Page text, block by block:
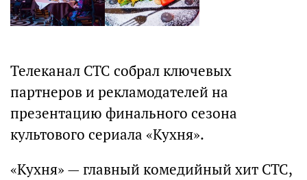
Телеканал СТС собрал ключевых
партнеров и рекламодателей на
презентацию финального сезона
культового сериала «Кухня».
«Кухня» — главный комедийный хит СТС,